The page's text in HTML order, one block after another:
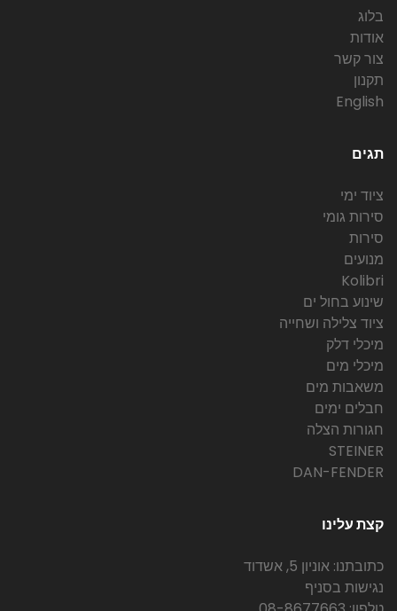
בלוג
אודות
צור קשר
תקנון
English
תגים
ציוד ימי
סירות גומי
סירות
מנועים
Kolibri
שינוע בחול ים
ציוד צלילה ושחייה
מיכלי דלק
מיכלי מים
משאבות מים
חבלים ימים
חגורות הצלה
STEINER
DAN-FENDER
קצת עלינו
כתובתנו: אוניון 5, אשדוד
נגישות בסניף